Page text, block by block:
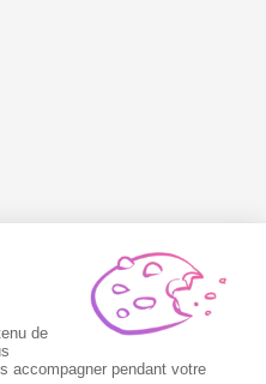
lundi au vendredi de 9h à 18h